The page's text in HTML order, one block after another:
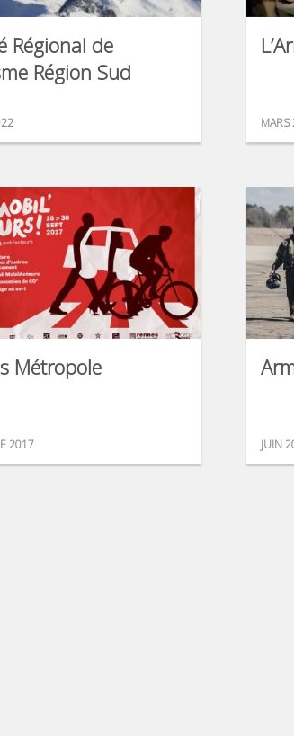
Régional de
Région Sud
Métropole
2017 JUIN